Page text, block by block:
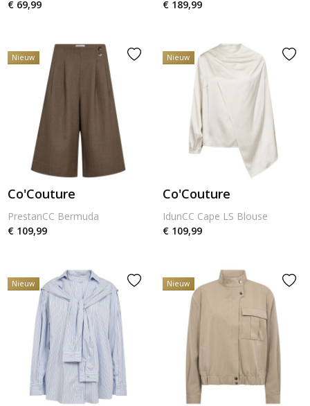
€ 69,99
€ 189,99
Nieuw
Co'Couture
PrestanCC Bermuda
€ 109,99
Nieuw
Co'Couture
IdunCC Cape LS Blouse
€ 109,99
Nieuw Nieuw